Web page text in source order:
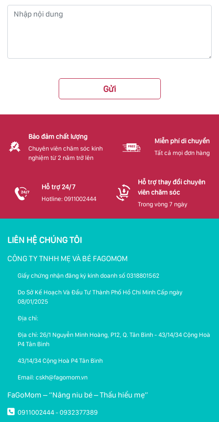
Gửi
Bảo đảm chất lượng
Chuyên viên chăm sóc kinh
nghiệm từ 2 năm trở lên
Miễn phí di chuyển
Tất cả mọi đơn hàng
Hỗ trợ 24/7
Hotline: 0911002444
Hỗ trợ thay đổi chuyên
viên chăm sóc
Trong vòng 7 ngày
LIÊN HỆ CHÚNG TÔI
CÔNG TY TNHH MẸ VÀ BÉ FAGOMOM
Giấy chứng nhận đăng ký kinh doanh số 0318801562
Do Sở Kế Hoạch Và Đầu Tư Thành Phố Hồ Chí Minh Cấp ngày
08/01/2025
Địa chỉ:
Địa chỉ: 26/1 Nguyễn Minh Hoàng, P12, Q. Tân Bình - 43/14/34 Cộng Hoà
P4 Tân Bình
43/14/34 Cộng Hoà P4 Tân Bình
Email: cskh@fagomom.vn
FaGoMom – “Nâng niu bé – Thấu hiểu mẹ”
0911002444 - 0932377389